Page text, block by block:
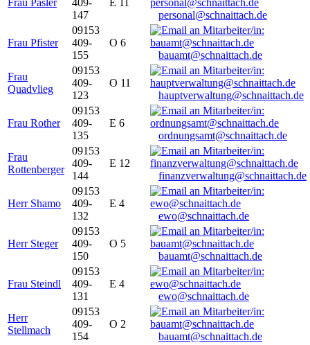
Frau Pasler
409-
147
E 11
personal@schnaittach.de
Frau Pfister
09153
409-
155
O 6
bauamt@schnaittach.de
Frau
Quadvlieg
09153
409-
123
O 11
hauptverwaltung@schnaittach.de
Frau Rother
09153
409-
135
E 6
ordnungsamt@schnaittach.de
Frau
Rottenberger
09153
409-
144
E 12
finanzverwaltung@schnaittach.de
Herr Shamo
09153
409-
132
E 4
ewo@schnaittach.de
Herr Steger
09153
409-
150
O 5
bauamt@schnaittach.de
Frau Steindl
09153
409-
131
E 4
ewo@schnaittach.de
Herr
Stellmach
09153
409-
154
O 2
bauamt@schnaittach.de